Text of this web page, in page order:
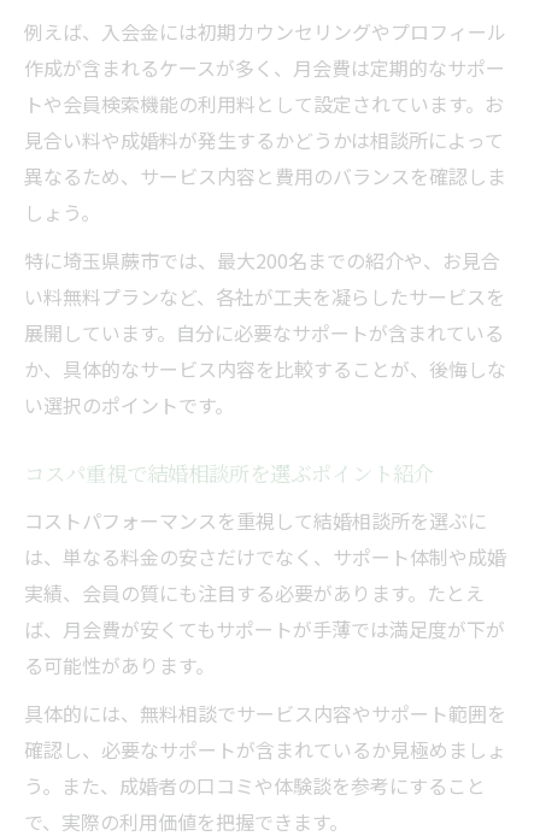
例えば、入会金には初期カウンセリングやプロフィール
作成が含まれるケースが多く、月会費は定期的なサポー
トや会員検索機能の利用料として設定されています。お
見合い料や成婚料が発生するかどうかは相談所によって
異なるため、サービス内容と費用のバランスを確認しま
しょう。
特に埼玉県蕨市では、最大200名までの紹介や、お見合
い料無料プランなど、各社が工夫を凝らしたサービスを
展開しています。自分に必要なサポートが含まれている
か、具体的なサービス内容を比較することが、後悔しな
い選択のポイントです。
コスパ重視で結婚相談所を選ぶポイント紹介
コストパフォーマンスを重視して結婚相談所を選ぶに
は、単なる料金の安さだけでなく、サポート体制や成婚
実績、会員の質にも注目する必要があります。たとえ
ば、月会費が安くてもサポートが手薄では満足度が下が
る可能性があります。
具体的には、無料相談でサービス内容やサポート範囲を
確認し、必要なサポートが含まれているか見極めましょ
う。また、成婚者の口コミや体験談を参考にすること
で、実際の利用価値を把握できます。